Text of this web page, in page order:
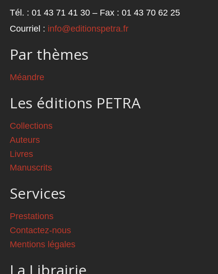
Tél. : 01 43 71 41 30 – Fax : 01 43 70 62 25
Courriel : info@editionspetra.fr
Par thèmes
Méandre
Les éditions PETRA
Collections
Auteurs
Livres
Manuscrits
Services
Prestations
Contactez-nous
Mentions légales
La Librairie